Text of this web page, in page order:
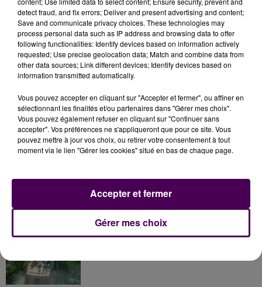
une passe décisive au troisième à dix minutes du coup
de sifflet final ! Incroyable accélération pour finir sur
un score de parité qui permet de conserver
l'optimisme de part et d'autre, et qui aura
sérieusement réchauffé l'atmosphère en tribunes.
À LA UNE
31 juillet 2026
detect fraud, and fix errors; Deliver and present advertising and content;
Save and communicate privacy choices. These technologies may
process personal data such as IP address and browsing data to offer
following functionalities: Identify devices based on information actively
requested; Use precise geolocation data; Match and combine data from
other data sources; Link different devices; Identify devices based on
information transmitted automatically.
Vous pouvez accepter en cliquant sur "Accepter et fermer", ou affiner en
sélectionnant les finalités et/ou partenaires dans "Gérer mes choix".
Vous pouvez également refuser en cliquant sur "Continuer sans
accepter". Vos préférences ne s'appliqueront que pour ce site. Vous
pouvez mettre à jour vos choix, ou retirer votre consentement à tout
moment via le lien "Gérer les cookies" situé en bas de chaque page.
Gérer mes choix
Accepter et fermer